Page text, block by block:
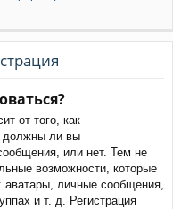
от того, как
должны ли вы
или нет. Тем не
возможности, которые
аватары, личные сообщения,
и т. д. Регистрация